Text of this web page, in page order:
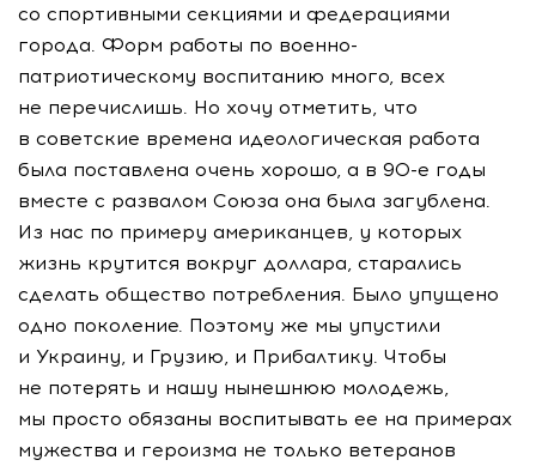
со спортивными секциями и федерациями
города. Форм работы по военно-
патриотическому воспитанию много, всех
не перечислишь. Но хочу отметить, что
в советские времена идеологическая работа
была поставлена очень хорошо, а в 90-е годы
вместе с развалом Союза она была загублена.
Из нас по примеру американцев, у которых
жизнь крутится вокруг доллара, старались
сделать общество потребления. Было упущено
одно поколение. Поэтому же мы упустили
и Украину, и Грузию, и Прибалтику. Чтобы
не потерять и нашу нынешнюю молодежь,
мы просто обязаны воспитывать ее на примерах
мужества и героизма не только ветеранов